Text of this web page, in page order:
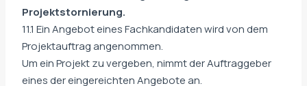
Projektstornierung.
11.1 Ein Angebot eines Fachkandidaten wird von dem
Projektauftrag angenommen.
Um ein Projekt zu vergeben, nimmt der Auftraggeber
eines der eingereichten Angebote an.